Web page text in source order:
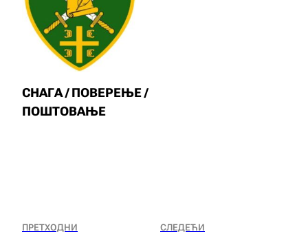
СНАГА / ПОВЕРЕЊЕ /
ПОШТОВАЊЕ
ПРЕТХОДНИ СЛЕДЕЋИ